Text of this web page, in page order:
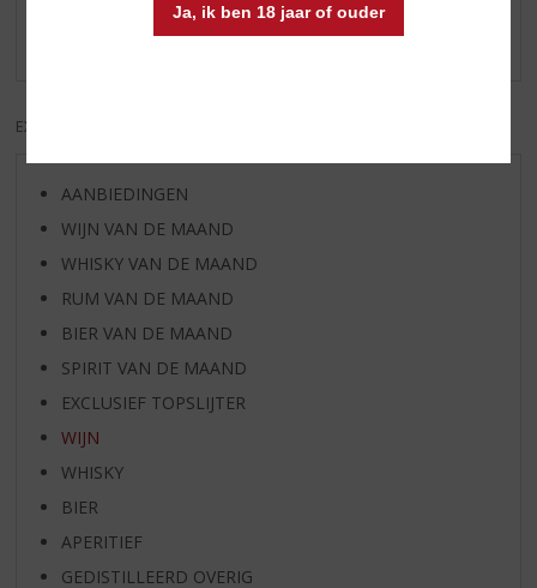
Ja, ik ben 18 jaar of ouder
Er zijn nog geen reviews geplaatst voor dit product
EXCL. BTW
AANBIEDINGEN
WIJN VAN DE MAAND
WHISKY VAN DE MAAND
RUM VAN DE MAAND
BIER VAN DE MAAND
SPIRIT VAN DE MAAND
EXCLUSIEF TOPSLIJTER
WIJN
WHISKY
BIER
APERITIEF
GEDISTILLEERD OVERIG